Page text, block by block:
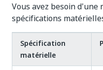
Vous avez besoin d'une
spécifications
Spécification
matérielle